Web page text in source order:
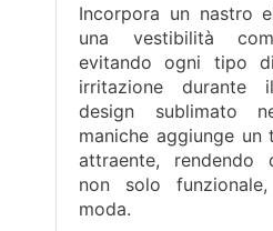
Incorpora un nastro
una vestibilità
evitando ogni tipo
irritazione durante
design sublimato
maniche aggiunge
attraente, rendendo
non solo
moda.